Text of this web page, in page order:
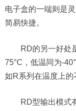
电子盒的一端则是
简易快捷。
RD的另一好处
75°C，低温同为-
如R系列在温度上的
RD型输出模式